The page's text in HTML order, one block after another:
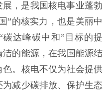
，是我国核电事业蓬勃
”的核实力，也是美丽中
达峰碳中和”目标的提
的能源，在我国能源结
。核电不仅为社会提供
减少碳排放、保护生态